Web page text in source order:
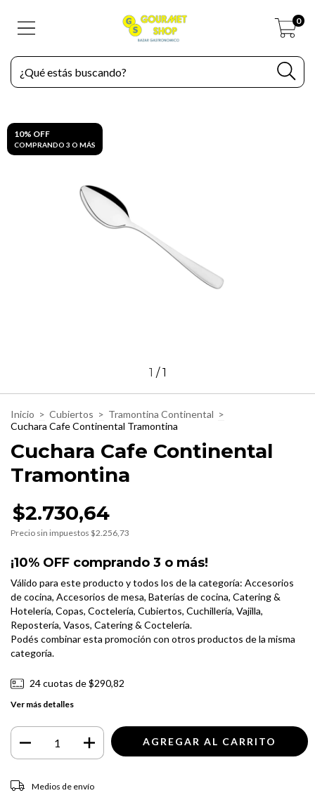
0
10% OFF
COMPRANDO 3 O MÁS
1 /1
Inicio > Cubiertos > Tramontina Continental >
Cuchara Cafe Continental Tramontina
Cuchara Cafe Continental
Tramontina
$2.730,64
Precio sin impuestos $2.256,73
¡10% OFF comprando 3 o más!
Válido para este producto y todos los de la categoría: Accesorios
de cocina, Accesorios de mesa, Baterías de cocina, Catering &
Hotelería, Copas, Coctelería, Cubiertos, Cuchillería, Vajilla,
Repostería, Vasos, Catering & Coctelería.
Podés combinar esta promoción con otros productos de la misma
categoría.
24cuotas de$290,82
Ver más detalles
Entregas para el CP:
Medios de envío